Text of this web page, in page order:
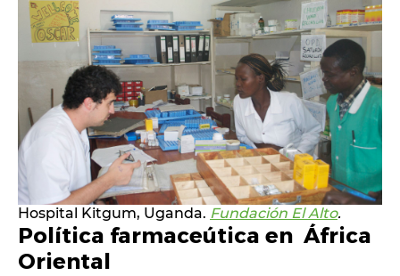
Hospital Kitgum, Uganda. Fundación El Alto.
Política farmaceútica en África
Oriental